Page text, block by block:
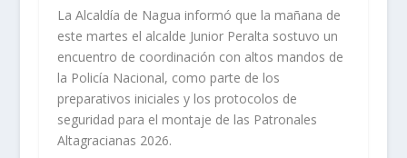
La Alcaldía de Nagua informó que la mañana de
este martes el alcalde Junior Peralta sostuvo un
encuentro de coordinación con altos mandos de
la Policía Nacional, como parte de los
preparativos iniciales y los protocolos de
seguridad para el montaje de las Patronales
Altagracianas 2026.